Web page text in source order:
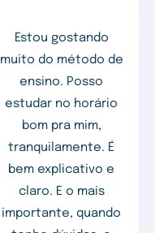
Estou gostando
muito do método de
ensino. Posso
estudar no horário
bom pra mim,
tranquilamente. É
bem explicativo e
claro. E o mais
importante, quando